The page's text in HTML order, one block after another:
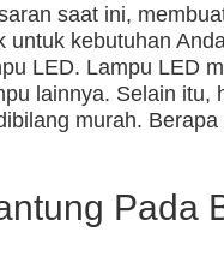
saat ini,
kebutuhan
LED. Lampu LED
lainnya. Selain itu,
murah.
Pada